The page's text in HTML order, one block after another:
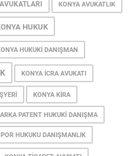
KONYA AVUKATLIK
HUKUK
HUKUKI DANIŞMAN
KONYA ICRA AVUKATI
KONYA KIRA
PATENT HUKUKI DANIŞMA
HUKUKU DANIŞMANLIK